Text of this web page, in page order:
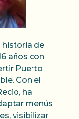
historia de
años con
Puerto
Con el
ha
menús
visibilizar